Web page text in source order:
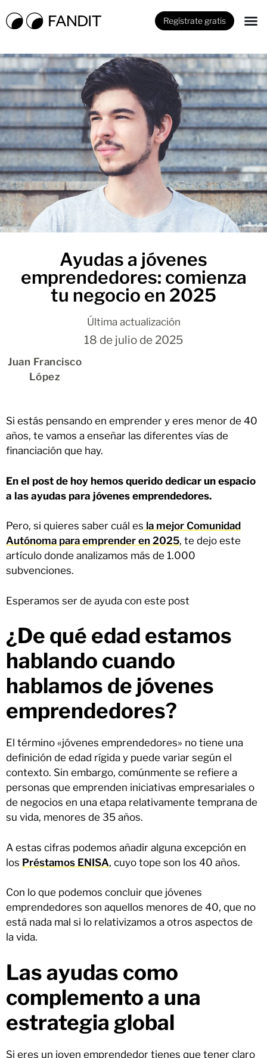
Regístrate gratis
Ayudas a jóvenes
emprendedores: comienza
tu negocio en 2025
Última actualización
18 de julio de 2025
Juan Francisco
López
Si estás pensando en emprender y eres menor de 40
años, te vamos a enseñar las diferentes vías de
financiación que hay.
En el post de hoy hemos querido dedicar un espacio
a las ayudas para jóvenes emprendedores.
Pero, si quieres saber cuál es la mejor Comunidad
Autónoma para emprender en 2025, te dejo este
artículo donde analizamos más de 1.000
subvenciones.
Esperamos ser de ayuda con este post
¿De qué edad estamos
hablando cuando
hablamos de jóvenes
emprendedores?
El término «jóvenes emprendedores» no tiene una
definición de edad rígida y puede variar según el
contexto. Sin embargo, comúnmente se refiere a
personas que emprenden iniciativas empresariales o
de negocios en una etapa relativamente temprana de
su vida, menores de 35 años.
A estas cifras podemos añadir alguna excepción en
los Préstamos ENISA, cuyo tope son los 40 años.
Con lo que podemos concluir que jóvenes
emprendedores son aquellos menores de 40, que no
está nada mal si lo relativizamos a otros aspectos de
la vida.
Las ayudas como
complemento a una
estrategia global
Si eres un joven emprendedor tienes que tener claro